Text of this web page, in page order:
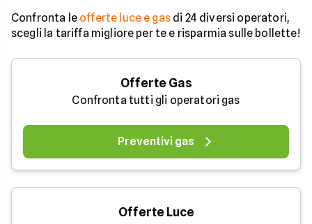
Confronta le offerte luce e gasdi 24 diversi operatori,
scegli la tariffa migliore per te e risparmia sulle bollette!
Offerte Gas
Confronta tutti gli operatori gas
Preventivi gas
Offerte Luce